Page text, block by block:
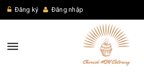
Đăng ký Đăng nhập